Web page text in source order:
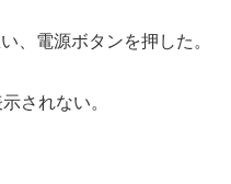
、電源ボタンを押した。
されない。